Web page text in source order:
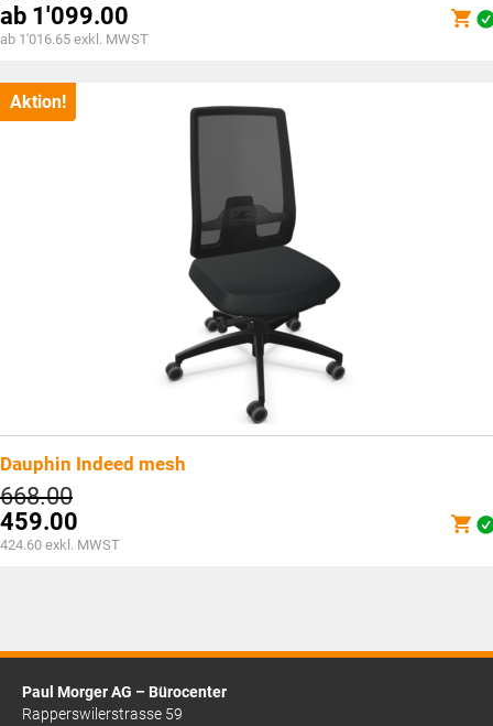
ab 1'099.00
ab 1'016.65 exkl. MWST
Aktion!
Dauphin Indeed mesh
668.00Ursprünglicher
Preis
war:
CHF668.00
459.00
Aktueller
424.60 exkl. MWST
Paul Morger AG – Bürocenter
Rapperswilerstrasse 59